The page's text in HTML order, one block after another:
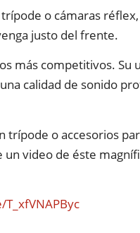
o cámaras
justo del frente.
más competitivos. Su
calidad de sonido
trípode o accesorios
video de éste